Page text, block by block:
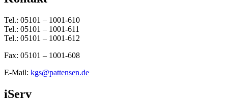
Tel.: 05101 – 1001-610
Tel.: 05101 – 1001-611
Tel.: 05101 – 1001-612
Fax: 05101 – 1001-608
E-Mail: kgs@pattensen.de
iServ